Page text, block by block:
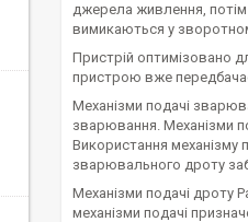
джерела живлення, потім
вимикаються у
Пристрій оптимізовано
пристрою вже
Механізми подачі
зварювання. Механізми
Використання механізму
зварювального дроту
Механізми подачі дроту
механізми подачі